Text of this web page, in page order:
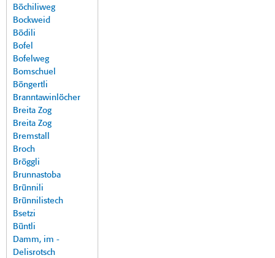
Böchiliweg
Bockweid
Bödili
Bofel
Bofelweg
Bomschuel
Böngertli
Branntawinlöcher
Breita Zog
Breita Zog
Bremstall
Broch
Bröggli
Brunnastoba
Brünnili
Brünnilistech
Bsetzi
Büntli
Damm, im -
Delisrotsch